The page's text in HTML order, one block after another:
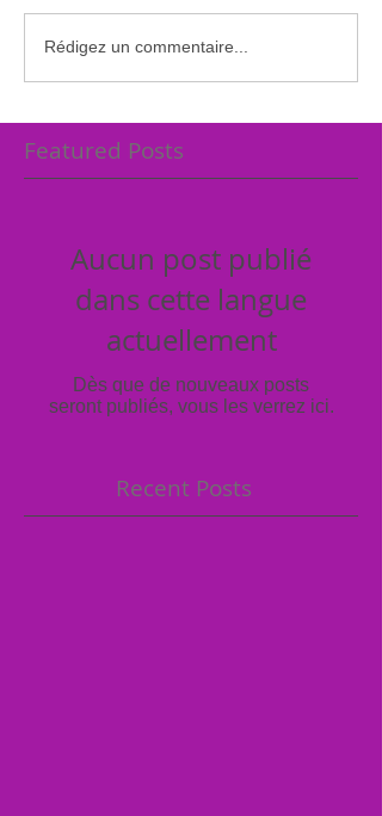
Rédigez un commentaire...
Featured Posts
Aucun post publié
dans cette langue
actuellement
Dès que de nouveaux posts
seront publiés, vous les verrez ici.
Recent Posts